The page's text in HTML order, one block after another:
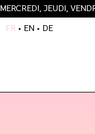
VENDREDI,
FR
EN DE